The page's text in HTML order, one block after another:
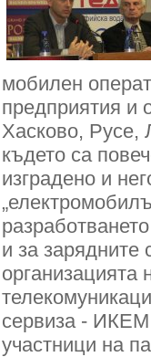
мобилен
предприятия и
Хасково, Русе,
където са
изградено и
и за зарядните
организацията
сервиза - ИКЕМ
участници на